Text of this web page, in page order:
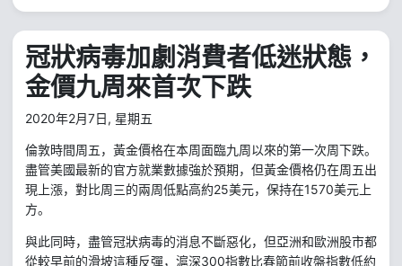
冠狀病毒加劇消費者低迷狀態，
金價九周來首次下跌
2020年2月7日, 星期五
倫敦時間周五，黃金價格在本周面臨九周以來的第一次周下跌。
盡管美國最新的官方就業數據強於預期，但黃金價格仍在周五出
現上漲，對比周三的兩周低點高約25美元，保持在1570美元上
方。
與此同時，盡管冠狀病毒的消息不斷惡化，但亞洲和歐洲股市都
從較早前的滑坡這種反彈，滬深300指數比春節前收盤指數低約